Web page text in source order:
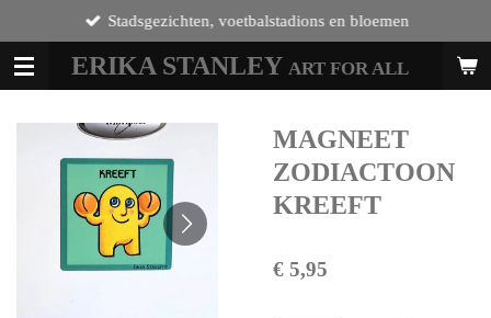
direct
naar
de
ERIKA STANLEY ART FOR ALLL
Stadsgezichten, voetbalstadions en bloemen
MAGNEET
ZODIACTOON
KREEFT
€ 5,95